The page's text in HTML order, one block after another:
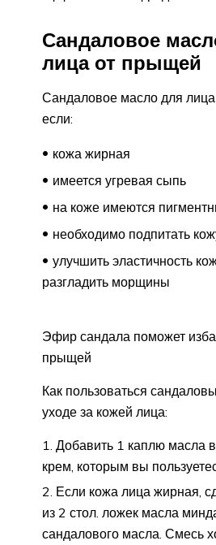
Сандаловое
лица от прыщей
Сандаловое масло для
если:
кожа жирная
имеется угревая сыпь
на коже имеются
необходимо подпитать
улучшить эластичность
разгладить морщины
Эфир сандала поможет
прыщей
Как пользоваться
уходе за кожей лица:
Добавить 1 каплю масла
крем, которым вы
Если кожа лица жирная,
из 2 стол. ложек масла
сандалового масла. Смесь